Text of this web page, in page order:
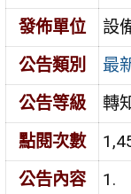
發佈單位
設
公告類別
最
公告等級
轉
點閱次數
公告內容